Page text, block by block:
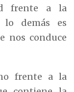
frente a la
lo demás es
nos conduce
frente a la